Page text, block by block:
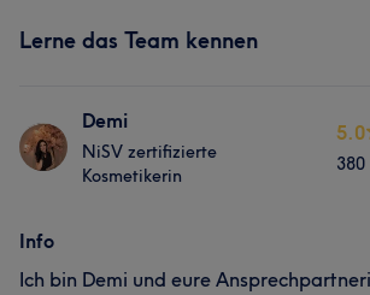
Lerne das Team kennen
Demi
NiSV zertifizierte
Kosmetikerin
5.0
Info
Ich bin Demi und eure